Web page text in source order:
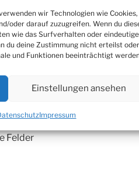
wir Technologien wie Cookies,
oder darauf zuzugreifen. Wenn du
wie das Surfverhalten oder eindeutige
du deine Zustimmung nicht erteilst oder
und Funktionen beeinträchtigt
Einstellungen ansehen
Impressum
Felder